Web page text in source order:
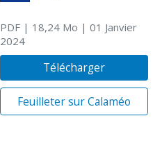
PDF| 18,24 Mo | 01 Janvier
2024
Télécharger
Feuilleter sur Calaméo